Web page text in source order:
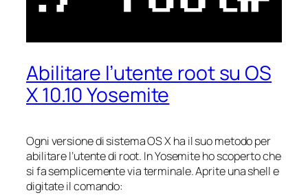
Abilitare l’utente root su OS
X 10.10 Yosemite
Ogni versione di sistema OS X ha il suo metodo per
abilitare l’utente di root. In Yosemite ho scoperto che
si fa semplicemente via terminale. Aprite una shell e
digitate il comando: